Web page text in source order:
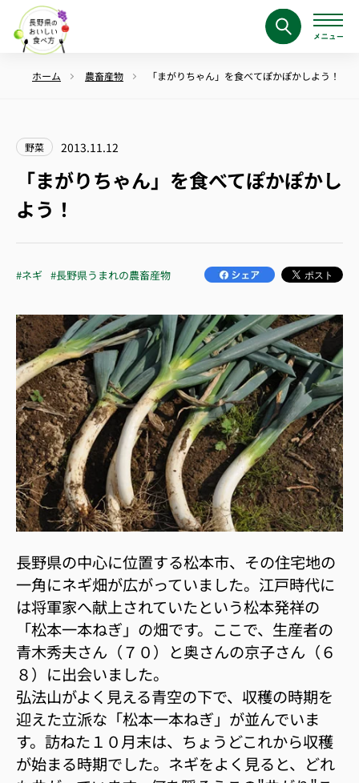
ホーム 農畜産物 「まがりちゃん」を食べてぽかぽかしよう！
野菜 2013.11.12
「まがりちゃん」を食べてぽかぽかし
よう！
#ネギ #長野県うまれの農畜産物
長野県の中心に位置する松本市、その住宅地の
一角にネギ畑が広がっていました。江戸時代に
は将軍家へ献上されていたという松本発祥の
「松本一本ねぎ」の畑です。ここで、生産者の
青木秀夫さん（７０）と奥さんの京子さん（６
８）に出会いました。
弘法山がよく見える青空の下で、収穫の時期を
迎えた立派な「松本一本ねぎ」が並んでいま
す。訪ねた１０月末は、ちょうどこれから収穫
が始まる時期でした。ネギをよく見ると、どれ